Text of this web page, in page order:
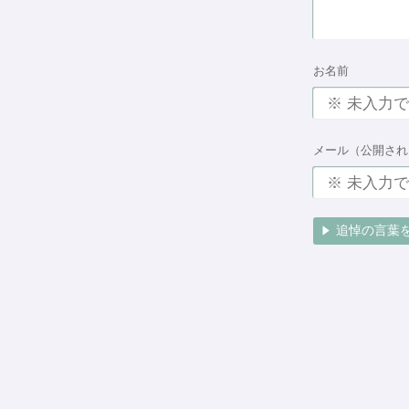
お名前
メール（公開さ